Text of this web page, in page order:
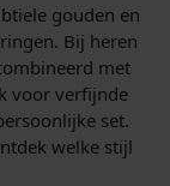
gouden en
Bij heren
met
voor verfijnde
set.
welke stijl